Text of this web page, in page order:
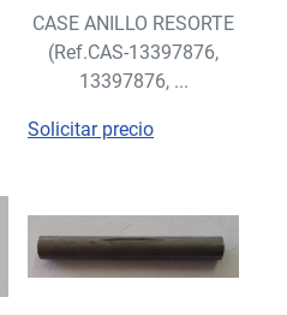
CASE ANILLO RESORTE
(Ref.CAS-13397876,
13397876, ...
Solicitar precio